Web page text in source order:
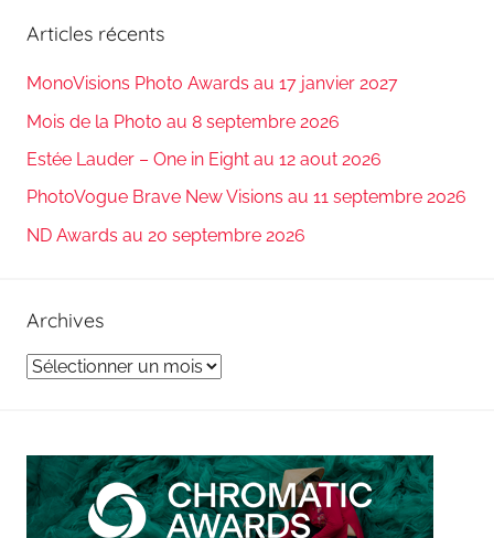
Articles récents
MonoVisions Photo Awards au 17 janvier 2027
Mois de la Photo au 8 septembre 2026
Estée Lauder – One in Eight au 12 aout 2026
PhotoVogue Brave New Visions au 11 septembre 2026
ND Awards au 20 septembre 2026
Archives
Archives